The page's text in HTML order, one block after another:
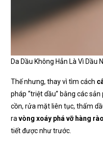
Da Dầu Không Hẳn Là Vì Dầu
Thế nhưng, thay vì tìm cách
pháp “triệt dầu” bằng các
cồn, rửa mặt liên tục, thấm
ravòng xoáy phá vỡ hàng
tiết được như trước.